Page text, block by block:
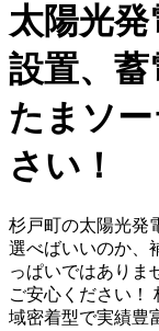
太陽光
設置、 蓄
たまソ
さい！
杉戸町の太陽光発
選べばいいのか、
っぱいではありま
ご安心ください！
域密着型で実績豊